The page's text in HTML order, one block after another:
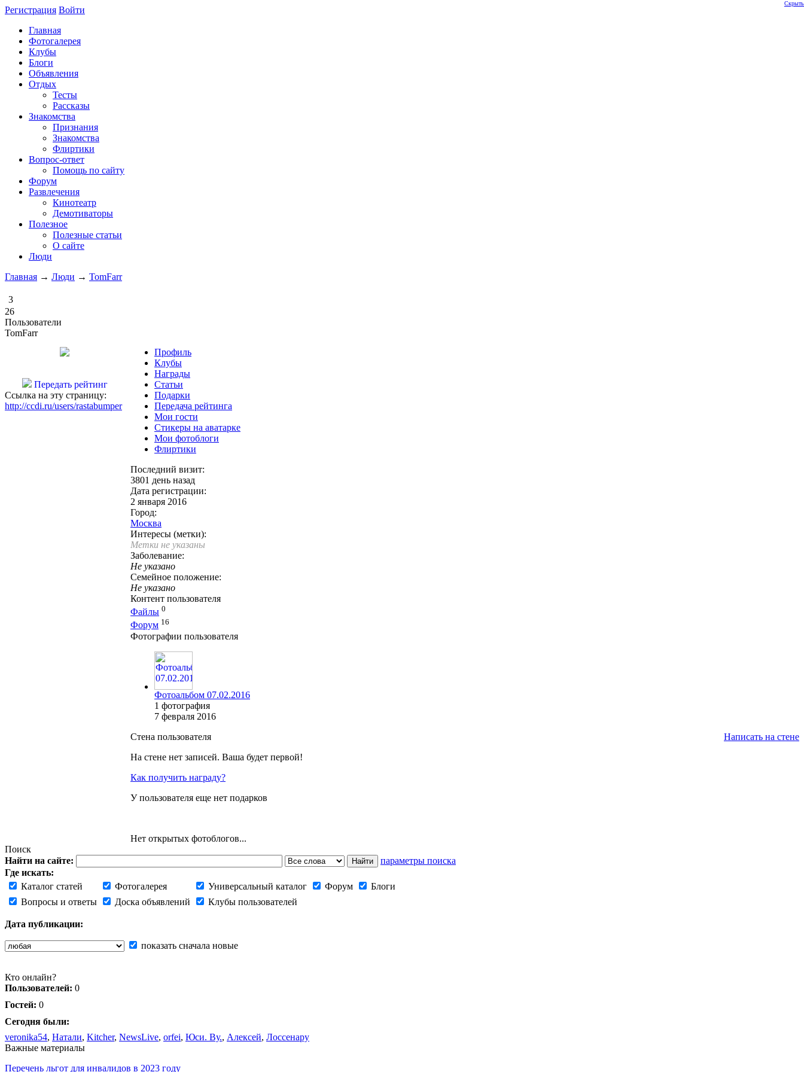
Регистрация Войти
Главная
Фотогалерея
Клубы
Блоги
Объявления
Отдых
Тесты
Рассказы
Знакомства
Признания
Знакомства
Флиртики
Вопрос-ответ
Помощь по сайту
Форум
Развлечения
Кинотеатр
Демотиваторы
Полезное
Полезные статьи
О сайте
Люди
Главная → Люди → TomFarr
3
26
Пользователи
TomFarr
Передать рейтинг
Ссылка на эту страницу:
http://ccdi.ru/users/rastabumper
Профиль
Клубы
Награды
Статьи
Подарки
Передача рейтинга
Мои гости
Стикеры на аватарке
Мои фотоблоги
Флиртики
Последний визит:
3801 день назад
Дата регистрации:
2 января 2016
Город:
Москва
Интересы (метки):
Метки не указаны
Заболевание:
Не указано
Семейное положение:
Не указано
Контент пользователя
Файлы 0
Форум 16
Фотографии пользователя
Фотоальбом 07.02.2016
1 фотография
7 февраля 2016
Стена пользователя
Написать на стене
На стене нет записей. Ваша будет первой!
Как получить награду?
У пользователя еще нет подарков
Нет открытых фотоблогов...
Поиск
Найти на сайте:
параметры поиска
Где искать:
Каталог статей
Фотогалерея Универсальный каталог Форум
Блоги
Вопросы и ответы
Доска объявлений Клубы пользователей
Дата публикации:
показать сначала новые
Скрыть
Кто онлайн?
Пользователей: 0
Гостей: 0
Сегодня были:
veronika54, Натали, Kitcher, NewsLive, orfei, Юси. Ву., Алексей, Лоссенару
Важные материалы
Перечень льгот для инвалидов в 2023 году